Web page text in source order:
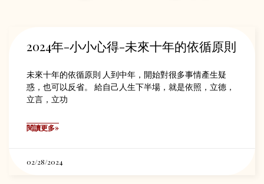
2024年-小小心得-未來十年的依循原則
未來十年的依循原則 人到中年，開始對很多事情產生疑
惑，也可以反省。 給自己人生下半場，就是依照，立德，
立言，立功
閱讀更多»
02/28/2024